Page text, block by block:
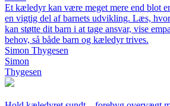
Et kæledyr kan være meget mere end blot
en vigtig del af barnets udvikling. Læs,
kan støtte dit barn i at tage ansvar, vise
behov, så både barn og kæledyr trives.
Simon Thygesen
Simon
Thygesen